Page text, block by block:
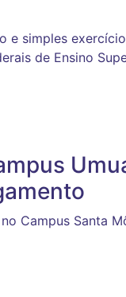
simples
de Ensino
Campus Santa